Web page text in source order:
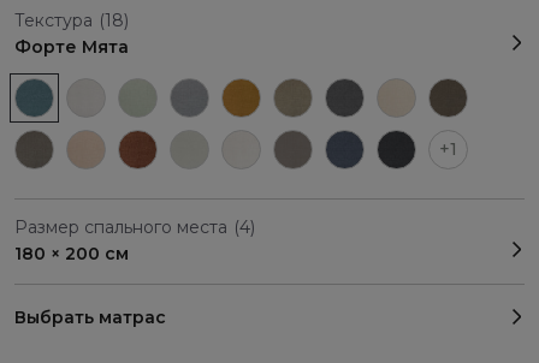
Текстура (18)
Форте Мята
+1
Размер спального места (4)
180 × 200 см
Выбрать матрас